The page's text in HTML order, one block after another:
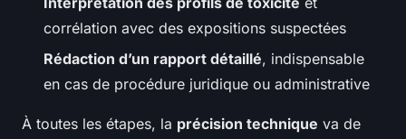
corrélation avec des expositions suspectées
Rédaction d’un rapport détaillé, indispensable
en cas de procédure juridique ou administrative
À toutes les étapes, la précision technique va de